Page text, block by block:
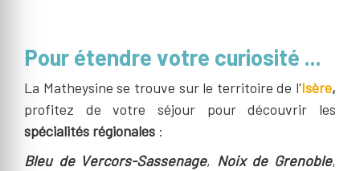
Pour étendre votre curiosité ...
La Matheysine se trouve sur le territoire de l'Isère,
profitez de votre séjour pour découvrir les
spécialités régionales :
Bleu de Vercors-Sassenage, Noix de Grenoble,